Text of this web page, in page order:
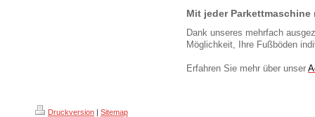
Mit jeder
Dank unseres mehrfach
Möglichkeit, Ihre Fußböden
Erfahren Sie mehr über unser
Druckversion | Sitemap